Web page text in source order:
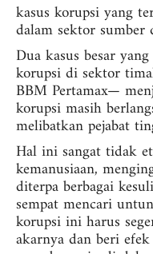
kasus korupsi yang
dalam sektor sumber
Dua kasus besar
korupsi di sektor
BBM Pertamax—
korupsi masih
melibatkan pejabat
Hal ini sangat tidak
kemanusiaan,
diterpa berbagai
sempat mencari
korupsi ini harus
akarnya dan beri